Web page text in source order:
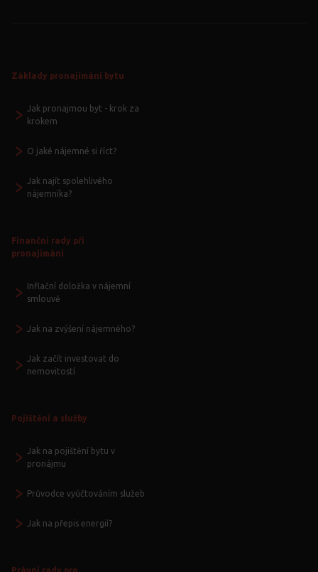
Základy pronajímání bytu
Jak pronajmou byt - krok za
krokem
O jaké nájemné si říct?
Jak najít spolehlivého
nájemníka?
Finanční rady při
pronajímání
Inflační doložka v nájemní
smlouvě
Jak na zvýšení nájemného?
Jak začít investovat do
nemovitostí
Pojištění a služby
Jak na pojištění bytu v
pronájmu
Průvodce vyúčtováním služeb
Jak na přepis energií?